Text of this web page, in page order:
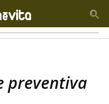
preventiva